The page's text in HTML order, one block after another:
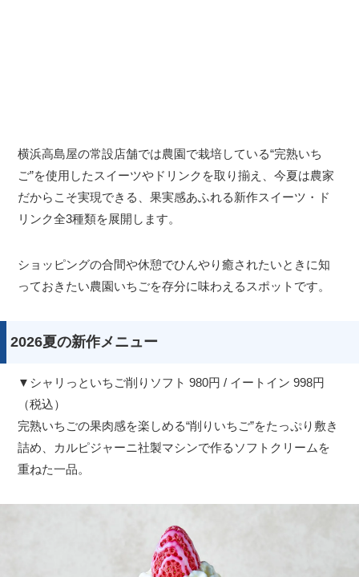
横浜高島屋の常設店舗では農園で栽培している“完熟いち
ご”を使用したスイーツやドリンクを取り揃え、今夏は農家
だからこそ実現できる、果実感あふれる新作スイーツ・ド
リンク全3種類を展開します。
ショッピングの合間や休憩でひんやり癒されたいときに知
っておきたい農園いちごを存分に味わえるスポットです。
2026夏の新作メニュー
▼シャリっといちご削りソフト 980円 / イートイン 998円
（税込）
完熟いちごの果肉感を楽しめる“削りいちご”をたっぷり敷き
詰め、カルピジャーニ社製マシンで作るソフトクリームを
重ねた一品。